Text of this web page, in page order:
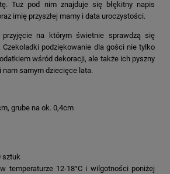
Tuż pod nim znajduje się błękitny napis
imię przyszłej mamy i data uroczystości.
przyjęcie na którym świetnie sprawdzą się
Czekoladki podziękowanie dla gości nie tylko
wśród dekoracji, ale także ich pyszny
nam samym dziecięce lata.
grube na ok. 0,4cm
sztuk
temperaturze 12-18°C i wilgotności poniżej